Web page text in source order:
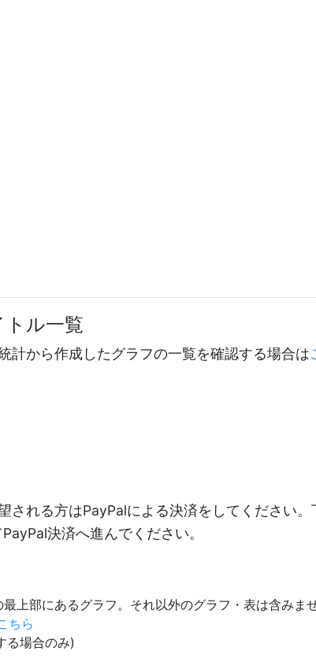
ル一覧
計から作成したグラフの一覧を確認する場合は
される方はPayPalによる決済をしてください。
決済へ進んでください。
上部にあるグラフ。それ以外のグラフ・表は含みま
ちら
る場合のみ)